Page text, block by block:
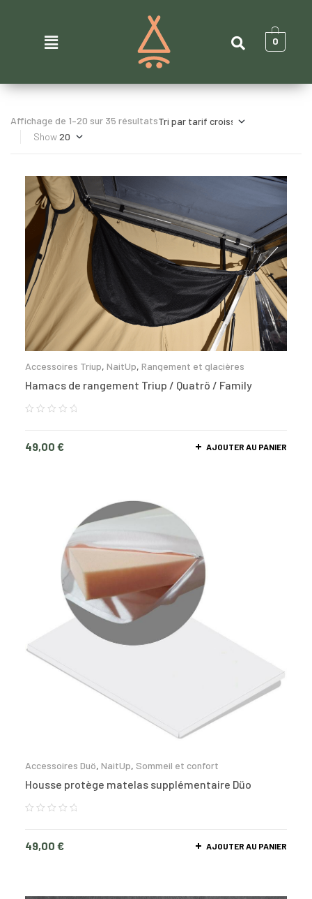
0
Affichage de 1–20 sur 35 résultats
Show
Accessoires Triup, NaitUp, Rangement et glacières
Hamacs de rangement Triup / Quatrö / Family
49,00 € AJOUTER AU PANIER
Accessoires Duö, NaitUp, Sommeil et confort
Housse protège matelas supplémentaire Düo
49,00 € AJOUTER AU PANIER